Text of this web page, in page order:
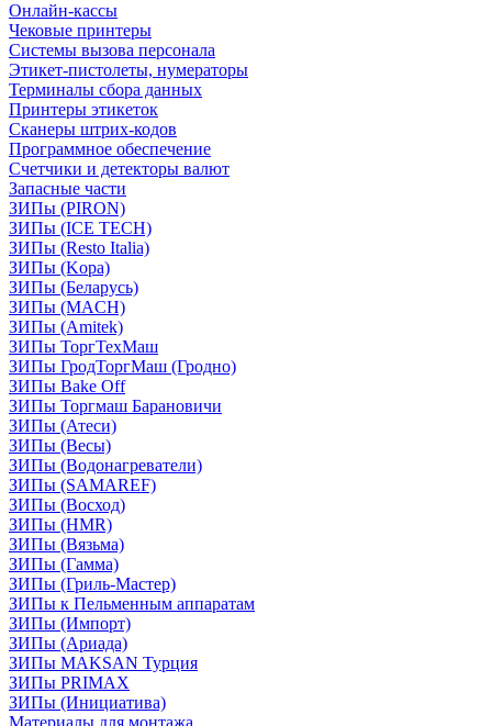
Онлайн-кассы
Чековые принтеры
Системы вызова персонала
Этикет-пистолеты, нумераторы
Терминалы сбора данных
Принтеры этикеток
Сканеры штрих-кодов
Программное обеспечение
Счетчики и детекторы валют
Запасные части
ЗИПы (PIRON)
ЗИПы (ICE TECH)
ЗИПы (Resto Italia)
ЗИПы (Kopa)
ЗИПы (Беларусь)
ЗИПы (MACH)
ЗИПы (Amitek)
ЗИПы ТоргТехМаш
ЗИПы ГродТоргМаш (Гродно)
ЗИПы Bake Off
ЗИПы Торгмаш Барановичи
ЗИПы (Атеси)
ЗИПы (Весы)
ЗИПы (Водонагреватели)
ЗИПы (SAMAREF)
ЗИПы (Восход)
ЗИПы (HMR)
ЗИПы (Вязьма)
ЗИПы (Гамма)
ЗИПы (Гриль-Мастер)
ЗИПы к Пельменным аппаратам
ЗИПы (Импорт)
ЗИПы (Ариада)
ЗИПы MAKSAN Турция
ЗИПы PRIMAX
ЗИПы (Инициатива)
Материалы для монтажа